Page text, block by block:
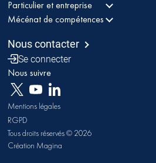
Particulier et entreprise
Mécénat de compétences
Nous contacter
Se connecter
Nous suivre
Mentions légales
RGPD
Tous droits réservés © 2026
Création Magina